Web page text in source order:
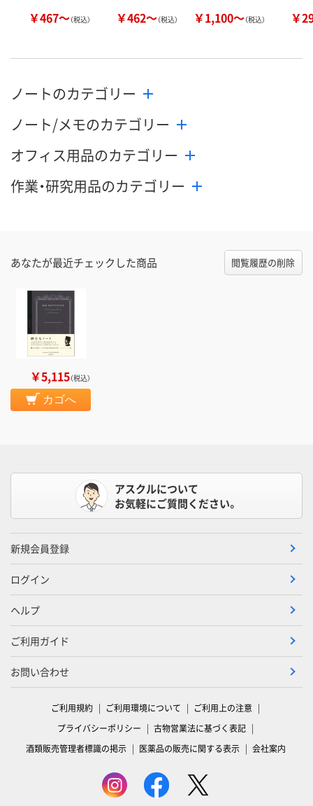
￥467～（税込） ￥462～（税込） ￥1,100～（税込） ￥
ノートのカテゴリー
ノート/メモのカテゴリー
オフィス用品のカテゴリー
作業・研究用品のカテゴリー
あなたが最近チェックした商品 閲覧履歴の削除
￥5,115（税込）
カゴへ
アスクルについて
お気軽にご質問ください。
新規会員登録
ログイン
ヘルプ
ご利用ガイド
お問い合わせ
ご利用規約 ご利用環境について
ご利用上の注意
プライバシーポリシー
古物営業法に基づく表記
酒類販売管理者標識の掲示
医薬品の販売に関する表示 会社案内